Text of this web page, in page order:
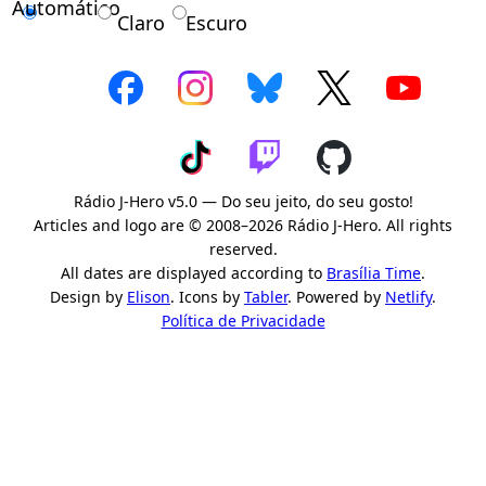
Automático
Claro
Escuro
Rádio J-Hero v5.0 — Do seu jeito, do seu gosto!
Articles and logo are © 2008–2026 Rádio J-Hero. All rights
reserved.
All dates are displayed according to Brasília Time.
Design by Elison. Icons by Tabler. Powered by Netlify.
Política de Privacidade